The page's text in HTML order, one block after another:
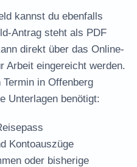
kannst du ebenfalls
Antrag steht als PDF
direkt über das Online-
Arbeit eingereicht werden.
in Offenberg
Unterlagen benötigt:
Kontoauszüge
oder bisherige